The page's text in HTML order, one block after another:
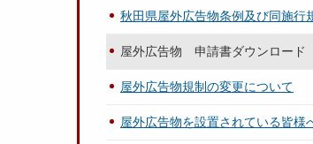
秋田県屋外広告物条例及び同施行
屋外広告物 申請書ダウンロード
屋外広告物規制の変更について
屋外広告物を設置されている皆様